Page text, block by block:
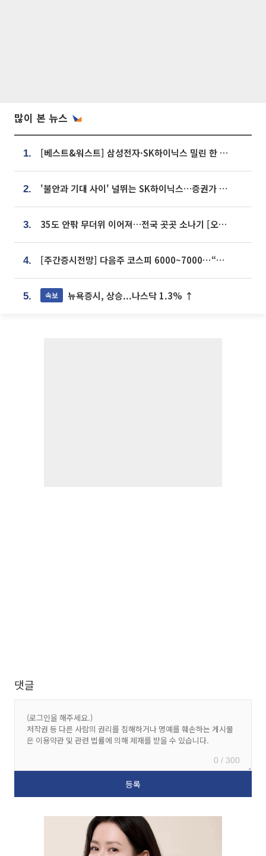
많이 본 뉴스
1. [베스트&워스트] 삼성전자·SK하이닉스 밀린 한 주…상상인증권은 85% 급등
2. '불안과 기대 사이' 널뛰는 SK하이닉스…증권가 "HBM4·LTA 기반 펀터멘털 견고"
3. 35도 안팎 무더위 이어져…전국 곳곳 소나기 [오늘 날씨]
4. [주간증시전망] 다음주 코스피 6000~7000⋯“外人 수급은 정책이 변수”
5. 속보 뉴욕증시, 상승...나스닥 1.3% ↑
댓글
0 / 300